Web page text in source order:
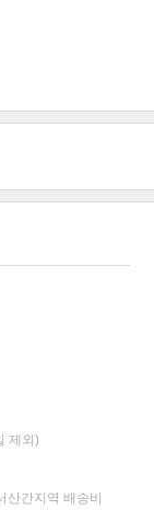
제외)
간지역 배송비